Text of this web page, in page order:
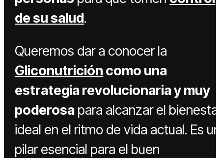
de su salud.
Queremos dar a conocer la
Gliconutrición como una
estrategia revolucionaria y muy
poderosa para alcanzar el
ideal en el ritmo de vida actual. Es
pilar esencial para el buen